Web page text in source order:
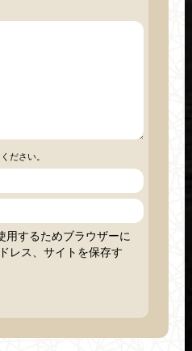
ださい。
用するためブラウザーに
レス、サイトを保存す